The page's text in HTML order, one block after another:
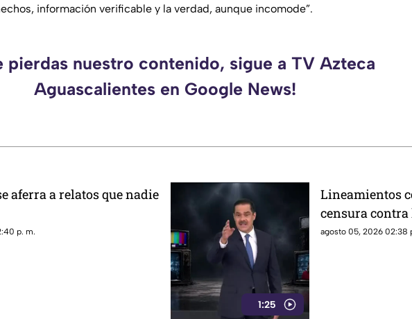
información verificable y la verdad, aunque incomode”.
pierdas nuestro contenido, sigue a TV Azteca
Aguascalientes en Google News!
aferra a relatos que nadie
p. m.
1:25
Lineamientos
censura
agosto 05, 2026 02:38